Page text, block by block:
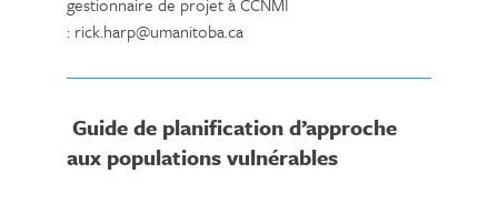
: rick.harp@umanitoba.ca
Guide de planification d’approche
aux populations vulnérables